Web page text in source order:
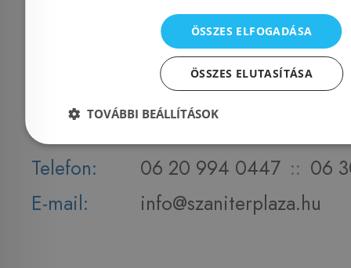
1135 Budapest, Reitter
56.
Nyitvatartás: Hétfő - Péntek: 9-17 ::
2026. 08.08. ZÁRVA
Telefon:
06 20 994 0447 :: 06
E-mail:
info@szaniterplaza.hu
ÖSSZES ELFOGADÁSA
ÖSSZES ELUTASÍTÁSA
TOVÁBBI BEÁLLÍTÁSOK